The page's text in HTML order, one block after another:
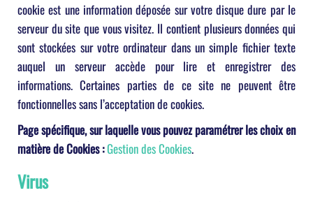
cookie est une information déposée sur votre disque dure par le
serveur du site que vous visitez. Il contient plusieurs données qui
sont stockées sur votre ordinateur dans un simple fichier texte
auquel un serveur accède pour lire et enregistrer des
informations. Certaines parties de ce site ne peuvent être
fonctionnelles sans l’acceptation de cookies.
Page spécifique, sur laquelle vous pouvez paramétrer les choix en
matière de Cookies :Gestion des Cookies.
Virus